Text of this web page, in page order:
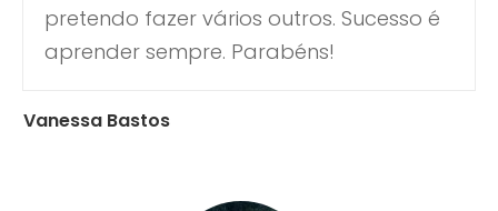
pretendo fazer vários outros. Sucesso é
aprender sempre. Parabéns!
Vanessa Bastos